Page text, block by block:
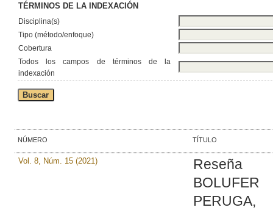
TÉRMINOS DE LA INDEXACIÓN
Disciplina(s)
Tipo (método/enfoque)
Cobertura
Todos los campos de términos de la
indexación
NÚMERO TÍTULO
Vol. 8, Núm. 15 (2021)
BOLUFER